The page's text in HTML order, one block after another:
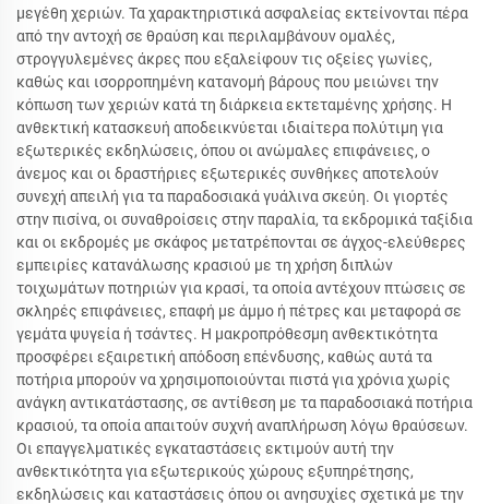
μεγέθη χεριών. Τα χαρακτηριστικά ασφαλείας εκτείνονται πέρα
από την αντοχή σε θραύση και περιλαμβάνουν ομαλές,
στρογγυλεμένες άκρες που εξαλείφουν τις οξείες γωνίες,
καθώς και ισορροπημένη κατανομή βάρους που μειώνει την
κόπωση των χεριών κατά τη διάρκεια εκτεταμένης χρήσης. Η
ανθεκτική κατασκευή αποδεικνύεται ιδιαίτερα πολύτιμη για
εξωτερικές εκδηλώσεις, όπου οι ανώμαλες επιφάνειες, ο
άνεμος και οι δραστήριες εξωτερικές συνθήκες αποτελούν
συνεχή απειλή για τα παραδοσιακά γυάλινα σκεύη. Οι γιορτές
στην πισίνα, οι συναθροίσεις στην παραλία, τα εκδρομικά ταξίδια
και οι εκδρομές με σκάφος μετατρέπονται σε άγχος-ελεύθερες
εμπειρίες κατανάλωσης κρασιού με τη χρήση διπλών
τοιχωμάτων ποτηριών για κρασί, τα οποία αντέχουν πτώσεις σε
σκληρές επιφάνειες, επαφή με άμμο ή πέτρες και μεταφορά σε
γεμάτα ψυγεία ή τσάντες. Η μακροπρόθεσμη ανθεκτικότητα
προσφέρει εξαιρετική απόδοση επένδυσης, καθώς αυτά τα
ποτήρια μπορούν να χρησιμοποιούνται πιστά για χρόνια χωρίς
ανάγκη αντικατάστασης, σε αντίθεση με τα παραδοσιακά ποτήρια
κρασιού, τα οποία απαιτούν συχνή αναπλήρωση λόγω θραύσεων.
Οι επαγγελματικές εγκαταστάσεις εκτιμούν αυτή την
ανθεκτικότητα για εξωτερικούς χώρους εξυπηρέτησης,
εκδηλώσεις και καταστάσεις όπου οι ανησυχίες σχετικά με την